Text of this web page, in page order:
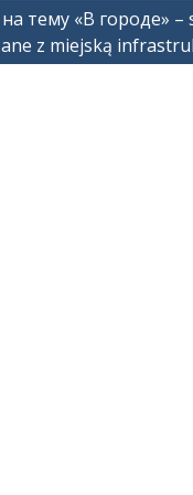
тему «В городе» –
z miejską